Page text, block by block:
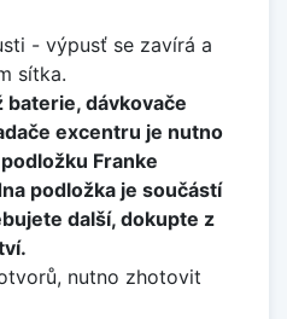
- výpusť se zavírá a
sítka.
dávkovače
excentru je nutno
Franke
podložka je součástí
další, dokupte z
nutno zhotovit